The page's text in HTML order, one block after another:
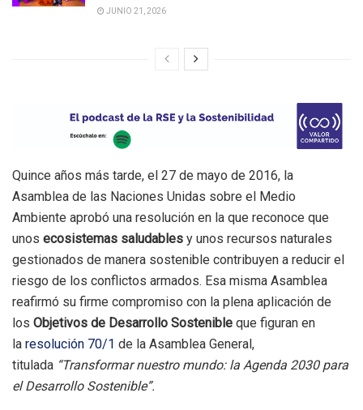
JUNIO 21, 2026
Quince años más tarde, el 27 de mayo de 2016, la
Asamblea de las Naciones Unidas sobre el Medio
Ambiente aprobó una resolución en la que reconoce que
unos ecosistemas saludables y unos recursos naturales
gestionados de manera sostenible contribuyen a reducir el
riesgo de los conflictos armados. Esa misma Asamblea
reafirmó su firme compromiso con la plena aplicación de
los Objetivos de Desarrollo Sostenible que figuran en
la resolución 70/1 de la Asamblea General,
titulada “Transformar nuestro mundo: la Agenda 2030 para
el Desarrollo Sostenible”.